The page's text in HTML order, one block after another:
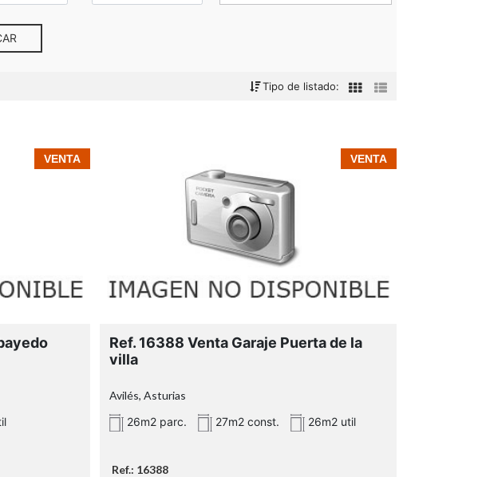
Tipo de listado:
VENTA VENTA
Zona comercial:
Ref. 16388 Venta Garaje Puerta de la
villa
Avilés, Asturias
26m2 parc.
27m2 const. 26m2 util
Ref.: 16388